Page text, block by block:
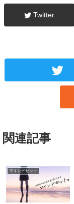
Twitter
関連記事
マインドセット